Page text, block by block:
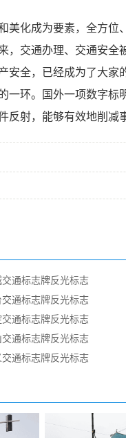
化成为要素，全方位
，交通办理、交通安全
安全，已经成为了大家
一环。国外一项数字标
反射，能够有效地削减
交通标志牌反光标志
交通标志牌反光标志
交通标志牌反光标志
交通标志牌反光标志
交通标志牌反光标志